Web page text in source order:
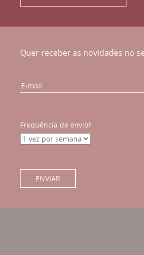
Quer receber as novidades no
Frequência de envio?